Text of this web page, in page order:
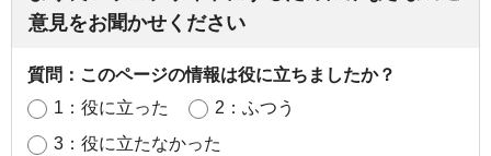
意見をお聞かせください
質問：このページの情報は役に立ちましたか？
1：役に立った
2：ふつう
3：役に立たなかった